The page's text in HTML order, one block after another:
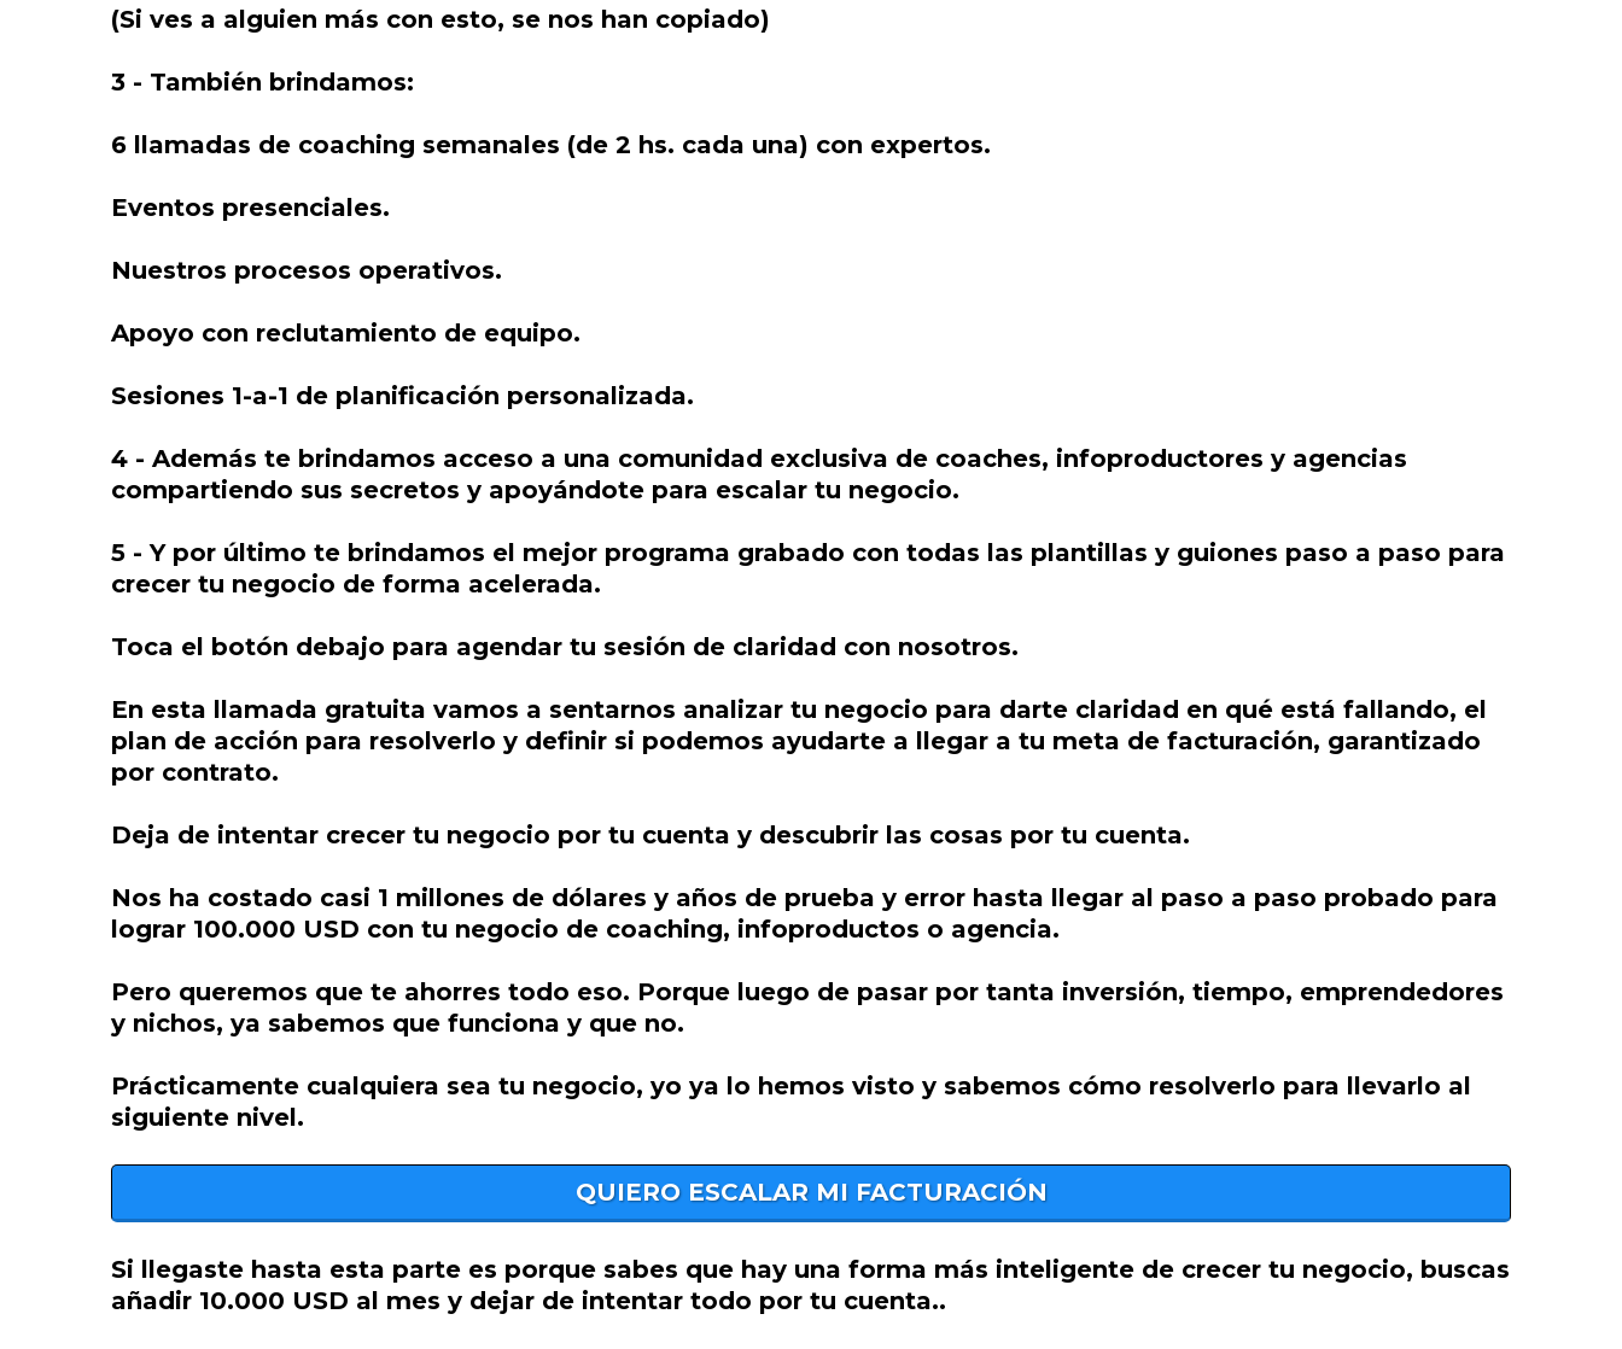
(Si ves a alguien más con esto, se nos han copiado)
3 - También brindamos:
6 llamadas de coaching semanales (de 2 hs. cada una) con expertos.
Eventos presenciales.
Nuestros procesos operativos.
Apoyo con reclutamiento de equipo.
Sesiones 1-a-1 de planificación personalizada.
4 - Además te brindamos acceso a una comunidad exclusiva de coaches, infoproductores y agencias
compartiendo sus secretos y apoyándote para escalar tu negocio.
5 - Y por último te brindamos el mejor programa grabado con todas las plantillas y guiones paso a paso para
crecer tu negocio de forma acelerada.
Toca el botón debajo para agendar tu sesión de claridad con nosotros.
En esta llamada gratuita vamos a sentarnos analizar tu negocio para darte claridad en qué está fallando, el
plan de acción para resolverlo y definir si podemos ayudarte a llegar a tu meta de facturación, garantizado
por contrato.
Deja de intentar crecer tu negocio por tu cuenta y descubrir las cosas por tu cuenta.
Nos ha costado casi 1 millones de dólares y años de prueba y error hasta llegar al paso a paso probado para
lograr 100.000 USD con tu negocio de coaching, infoproductos o agencia.
Pero queremos que te ahorres todo eso. Porque luego de pasar por tanta inversión, tiempo, emprendedores
y nichos, ya sabemos que funciona y que no.
Prácticamente cualquiera sea tu negocio, yo ya lo hemos visto y sabemos cómo resolverlo para llevarlo al
siguiente nivel.
QUIERO ESCALAR MI FACTURACIÓN
Si llegaste hasta esta parte es porque sabes que hay una forma más inteligente de crecer tu negocio, buscas
añadir 10.000 USD al mes y dejar de intentar todo por tu cuenta..